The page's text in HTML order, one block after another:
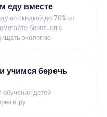
еду вместе
со скидкой до 70% от
бороться с
экологию
учимся беречь
обучения детей
игру